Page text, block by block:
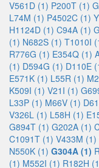
V561D (1) P200T (1)
L74M (1) P4502C (1)
H1124D (1) C94A (1)
(1) N682S (1) T1010I
R776G (1) E354Q (1)
(1) D594G (1) D110E
E571K (1) L55R (1)
K509I (1) V21I (1)
L33P (1) M66V (1)
V326L (1) L58H (1)
G894T (1) G202A (1)
C1091T (1) V433M (1)
N550K (1) G304A (1)
(1) M552I (1) R182H